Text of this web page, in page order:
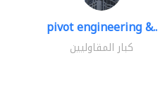
pivot engineering &..
كبار المقاوليين